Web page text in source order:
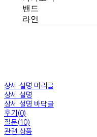
밴드
라인
상세 설명 머리글
상세 설명
상세 설명 바닥글
후기(0)
질문(10)
관련 상품